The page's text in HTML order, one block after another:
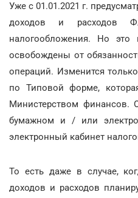
Уже с 01.01.2021 г.
доходов и расходов
налогообложения. Но
освобождены от
операций. Изменится
по Типовой форме,
Министерством финансов.
бумажном и / или
электронный кабинет
То есть даже в случае,
доходов и расходов